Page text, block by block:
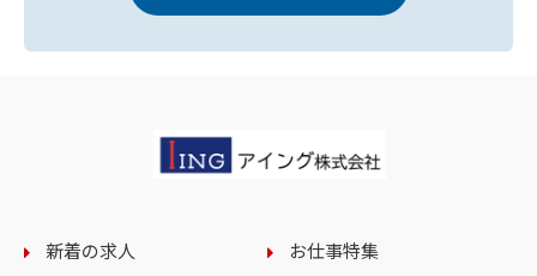
新着の求人
お仕事特集